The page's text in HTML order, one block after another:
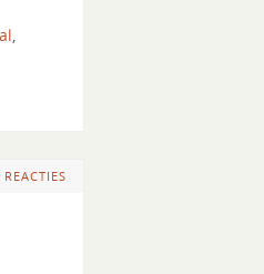
,
REACTIES